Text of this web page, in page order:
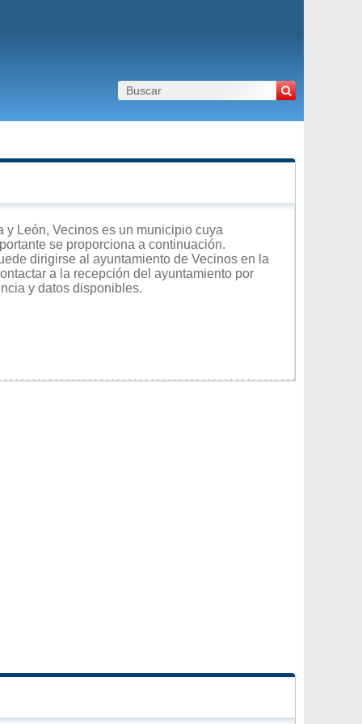
León, Vecinos es un municipio cuya
se proporciona a continuación.
dirigirse al ayuntamiento de Vecinos en la
a la recepción del ayuntamiento por
y datos disponibles.